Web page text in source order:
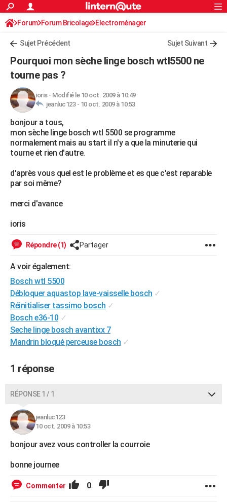
ACTUALITÉS
Politique
Société
Faits Divers
Education
Monde
Villes
+
Programme TV
TNTStreaming
Cinéma
Sorties cinéma
Musique
+FINANCE
Retraite
Impôts
Epargne
Immobilier
Risques naturels par ville
Banque
Assurance
Crédit
AUTO
Essais
Réserver un essai
Citadines
Berlines
SUV
Forum auto
HIGH-TECH
Mobiles
Meilleur smartphone
Internet
Ordinateurs
Jeux vidéo
Guide high-tech
+BRICOLAGE
Forum
Aménagement intérieur
Extérieur
Cuisine
Salle de bains
Jardinage
Rangement
WEEK-END
Guides de France
Escapades
Patrimoine
Expositions
Musées
Week-end nature
+LIFESTYLE
VOYAGE
PHOTO
BONS PLANS
CARTE DE VOEUX
Carte de Noël
Carte Bonne année
Carte Saint-Valentin
Carte Pâques
Carte d'anniversaire
DICTIONNAIRE
Dictionnaire
Biographies
Citations
Expressions
Proverbes
PROGRAMME TV
Bricolage
Lifestyle
Culture
Sport
Auto
Television
Voyage
Cinema
S'inscrire
Connexion
Forum Forum Bricolage Electroménager
Sujet Précédent Sujet Suivant
Pourquoi mon sèche linge bosch wtl5500 ne
tourne pas ?
ioris- Modifié le 10 oct. 2009 à 10:49
jeanluc123 - 10 oct. 2009 à 10:53
bonjour a tous,
mon sèche linge bosch wtl 5500 se programme
normalement mais au start il n'y a que la minuterie qui
tourne et rien d'autre.
d'après vous quel est le problème et es que c'est reparable
par soi même?
merci d'avance
ioris
Répondre (1) Partager
A voir également:
Bosch wtl 5500
Débloquer aquastop lave-vaisselle bosch ✓
Réinitialiser tassimo bosch ✓
Bosch e36-10 ✓
Seche linge bosch avantixx 7
Mandrin bloqué perceuse bosch ✓
1 réponse
RÉPONSE 1 / 1
jeanluc123
10 oct. 2009 à 10:53
bonjour avez vous controller la courroie
bonne journee
Commenter 0